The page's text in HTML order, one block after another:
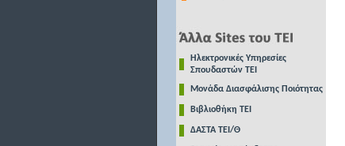
Ηλεκτρονικές Υπηρεσίες
Σπουδαστών ΤΕΙ
Μονάδα Διασφάλισης Ποιότητας
Βιβλιοθήκη ΤΕΙ
ΔΑΣΤΑ ΤΕΙ/Θ